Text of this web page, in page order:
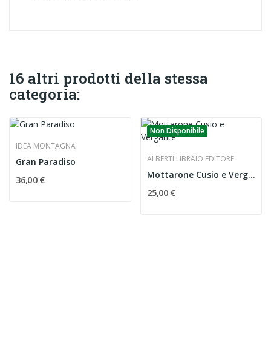
16 altri prodotti della stessa
categoria:
IDEA MONTAGNA
Gran Paradiso
36,00 €
Non Disponibile
ALBERTI LIBRAIO EDITORE
Mottarone Cusio e Vergante
25,00 €